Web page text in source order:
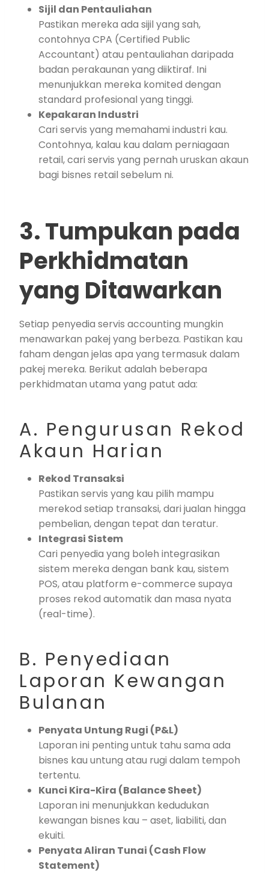
Sijil dan Pentauliahan
Pastikan mereka ada sijil yang sah,
contohnya CPA (Certified Public
Accountant) atau pentauliahan daripada
badan perakaunan yang diiktiraf. Ini
menunjukkan mereka komited dengan
standard profesional yang tinggi.
Kepakaran Industri
Cari servis yang memahami industri kau.
Contohnya, kalau kau dalam perniagaan
retail, cari servis yang pernah uruskan akaun
bagi bisnes retail sebelum ni.
3. Tumpukan pada
Perkhidmatan
yang Ditawarkan
Setiap penyedia servis accounting mungkin
menawarkan pakej yang berbeza. Pastikan kau
faham dengan jelas apa yang termasuk dalam
pakej mereka. Berikut adalah beberapa
perkhidmatan utama yang patut ada:
A. Pengurusan Rekod
Akaun Harian
Rekod Transaksi
Pastikan servis yang kau pilih mampu
merekod setiap transaksi, dari jualan hingga
pembelian, dengan tepat dan teratur.
Integrasi Sistem
Cari penyedia yang boleh integrasikan
sistem mereka dengan bank kau, sistem
POS, atau platform e-commerce supaya
proses rekod automatik dan masa nyata
(real-time).
B. Penyediaan
Laporan Kewangan
Bulanan
Penyata Untung Rugi (P&L)
Laporan ini penting untuk tahu sama ada
bisnes kau untung atau rugi dalam tempoh
tertentu.
Kunci Kira-Kira (Balance Sheet)
Laporan ini menunjukkan kedudukan
kewangan bisnes kau – aset, liabiliti, dan
ekuiti.
Penyata Aliran Tunai (Cash Flow
Statement)